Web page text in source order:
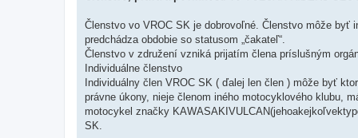
Členstvo vo VROC SK je dobrovoľné. Členstvo môže byť
predchádza obdobie so statusom „čakateľ“.
Členstvo v združení vzniká prijatím člena príslušným
Individuálne členstvo
Individuálny člen VROC SK ( ďalej len člen ) môže byť
právne úkony, nieje členom iného motocyklového klubu,
motocykel značky
SK.